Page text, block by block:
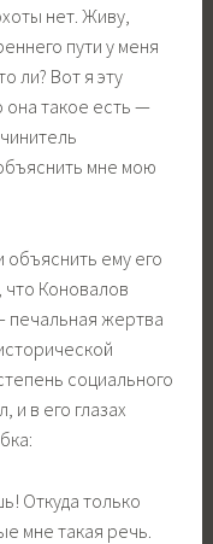
нет. Живу,
пути у меня
ли? Вот я эту
она такое есть —
мне мою
объяснить ему его
Коновалов
печальная жертва
социального
и в его глазах
Откуда только
мне такая речь.